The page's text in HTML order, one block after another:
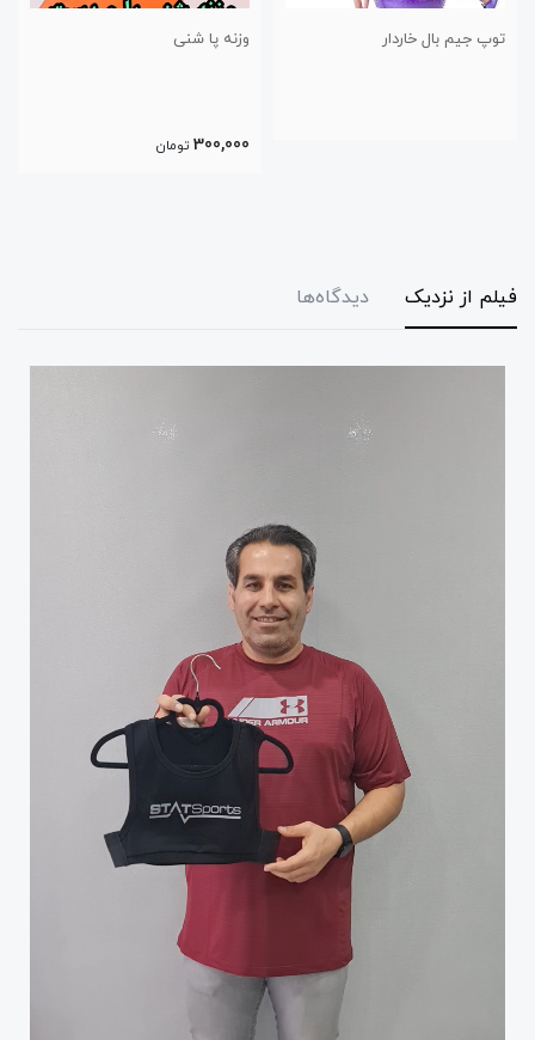
وزنه پا شنی توپ مدیسین بال
600,000 تومان
فیلم از نزدیک دیدگاه‌ها